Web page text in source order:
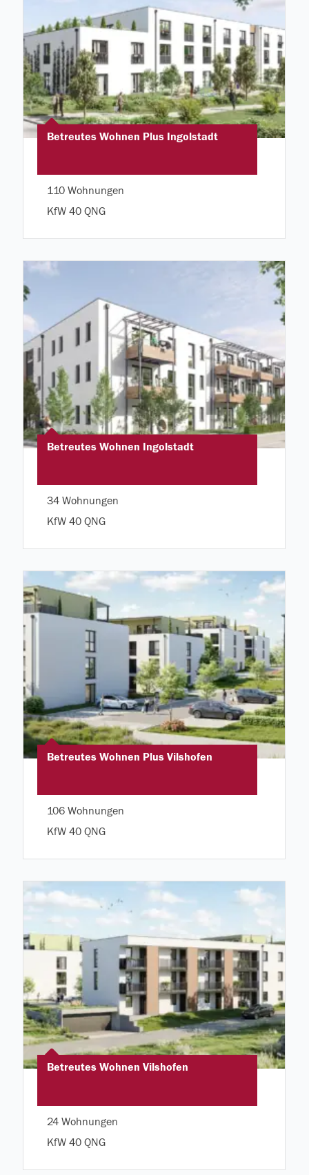
Betreutes Wohnen Plus Ingolstadt
110 Wohnungen
KfW 40 QNG
Betreutes Wohnen Ingolstadt
34 Wohnungen
KfW 40 QNG
Betreutes Wohnen Plus Vilshofen
106 Wohnungen
KfW 40 QNG
Betreutes Wohnen Vilshofen
24 Wohnungen
KfW 40 QNG